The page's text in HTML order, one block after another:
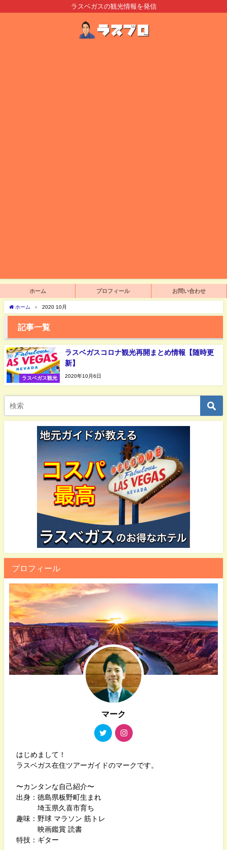
ラスベガスの観光情報を発信
ホーム プロフィール お問い合わせ
ホーム 2020 10月
記事一覧
ラスベガス観光
ラスベガスコロナ観光再開まとめ情報【随時更
新】
2020年10月6日
プロフィール
マーク
はじめまして！
ラスベガス在住ツアーガイドのマークです。
〜カンタンな自己紹介〜
出身：徳島県板野町生まれ
埼玉県久喜市育ち
趣味：野球 マラソン 筋トレ
映画鑑賞 読書
特技：ギター